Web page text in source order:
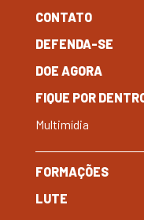
CONTATO
DEFENDA-SE
DOE AGORA
FIQUE POR
Multimídia
FORMAÇÕES
LUTE